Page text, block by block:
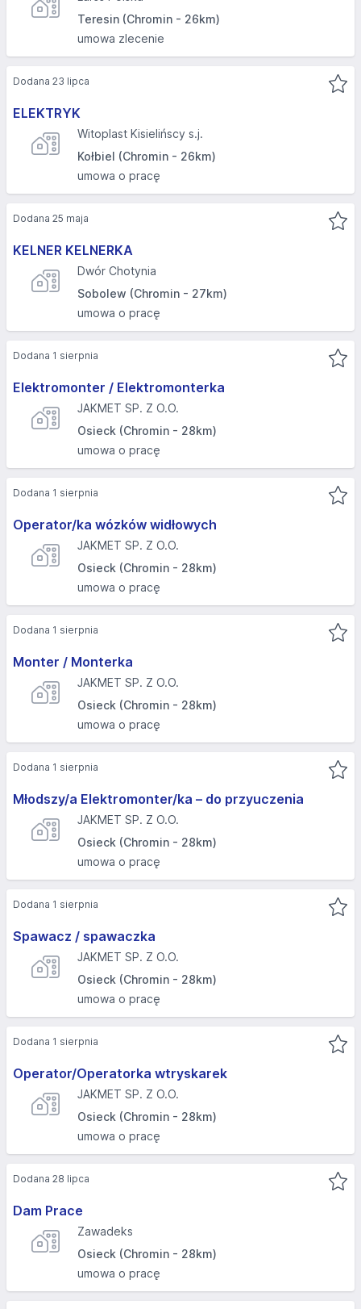
Teresin (Chromin - 26km)
umowa zlecenie
ELEKTRYK
Witoplast Kisielińscy s.j.
Kołbiel (Chromin - 26km)
umowa o pracę
Dodana 23 lipca
KELNER KELNERKA
Dwór Chotynia
Sobolew (Chromin - 27km)
umowa o pracę
Dodana 25 maja
Elektromonter / Elektromonterka
JAKMET SP. Z O.O.
Osieck (Chromin - 28km)
umowa o pracę
Dodana 1 sierpnia
Operator/ka wózków widłowych
JAKMET SP. Z O.O.
Osieck (Chromin - 28km)
umowa o pracę
Dodana 1 sierpnia
Monter / Monterka
JAKMET SP. Z O.O.
Osieck (Chromin - 28km)
umowa o pracę
Dodana 1 sierpnia
Młodszy/a Elektromonter/ka – do przyuczenia
JAKMET SP. Z O.O.
Osieck (Chromin - 28km)
umowa o pracę
Dodana 1 sierpnia
Spawacz / spawaczka
JAKMET SP. Z O.O.
Osieck (Chromin - 28km)
umowa o pracę
Dodana 1 sierpnia
Operator/Operatorka wtryskarek
JAKMET SP. Z O.O.
Osieck (Chromin - 28km)
umowa o pracę
Dodana 1 sierpnia
Dam Prace
Zawadeks
Osieck (Chromin - 28km)
umowa o pracę
Dodana 28 lipca